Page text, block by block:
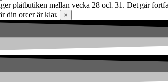
plåtbutiken mellan vecka 28 och 31. Det går
din order är klar.
×